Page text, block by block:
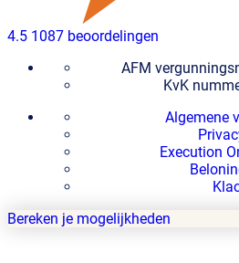
4.5 1087 beoordelingen
AFM
KvK
Algemene
Execution
Bereken je mogelijkheden